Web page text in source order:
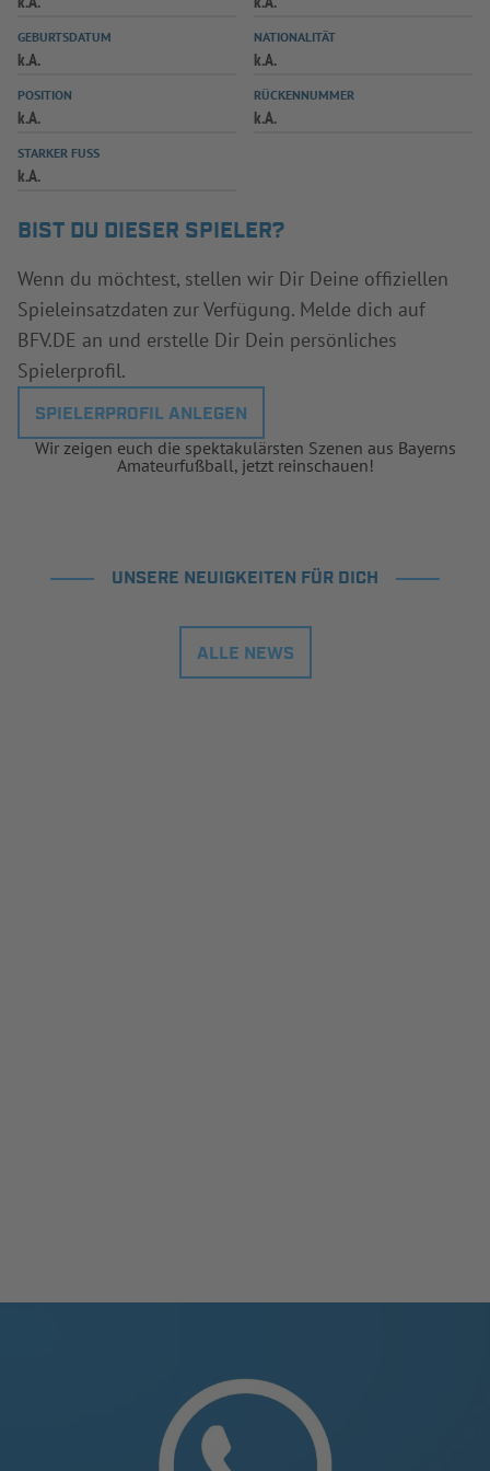
SPIELPLUS
GEBURTSDATUM
k.A.
NATIONALITÄT
k.A.
POSITION
k.A.
RÜCKENNUMMER
k.A.
STARKER FUSS
k.A.
BIST DU DIESER SPIELER?
Wenn du möchtest, stellen wir Dir Deine offiziellen
Spieleinsatzdaten zur Verfügung. Melde dich auf
BFV.DE an und erstelle Dir Dein persönliches
Spielerprofil.
SPIELERPROFIL ANLEGEN
Wir zeigen euch die spektakulärsten Szenen aus Bayerns
Amateurfußball, jetzt reinschauen!
UNSERE NEUIGKEITEN FÜR DICH
ALLE NEWS